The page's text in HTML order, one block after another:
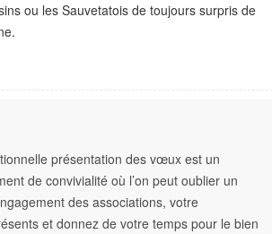
ou les Sauvetatois de toujours surpris de
présentation des vœux est un
de convivialité où l’on peut oublier un
des associations, votre
et donnez de votre temps pour le bien